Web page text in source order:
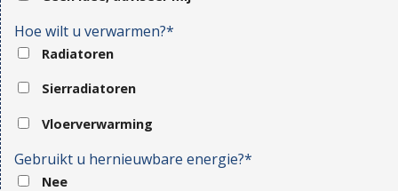
Hoe wilt u verwarmen?*
Radiatoren
Sierradiatoren
Vloerverwarming
Gebruikt u hernieuwbare energie?*
Nee